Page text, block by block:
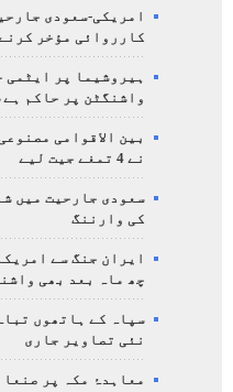
امریکی-سعودی
کارروائی مؤخر کرنے
ہیروشیما پر ایٹمی
واشنگٹن پر حاکم
بین الاقوامی
نے 4 تمغے جیت لیے
سعودی جارحیت میں
کی وارننگ
ایران جنگ سے
چھ ماہ بعد بھی
سپاہ کے ہاتھوں
نئی تصاویر جاری
معاہدۂ مکہ پر